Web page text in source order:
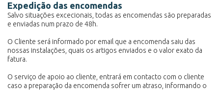
Expedição das encomendas
Salvo situações excecionais, todas as encomendas são preparadas
e enviadas num prazo de 48h.
O Cliente será informado por email que a encomenda saiu das
nossas instalações, quais os artigos enviados e o valor exato da
fatura.
O serviço de apoio ao cliente, entrará em contacto com o cliente
caso a preparação da encomenda sofrer um atraso, informando o